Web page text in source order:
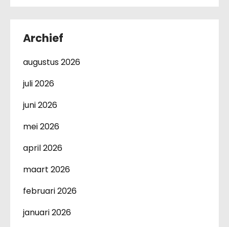
Archief
augustus 2026
juli 2026
juni 2026
mei 2026
april 2026
maart 2026
februari 2026
januari 2026